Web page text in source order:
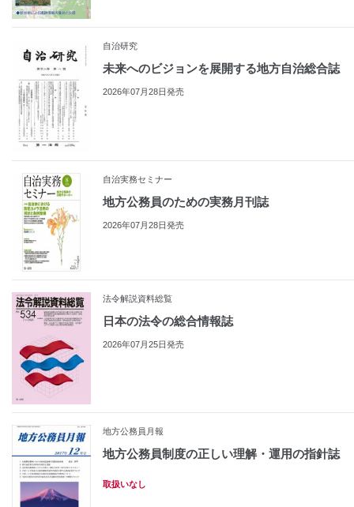
自治研究
未来へのビジョンを展開する地方自治総合誌
2026年07月28日発売
自治実務セミナー
地方公務員のための実務月刊誌
2026年07月28日発売
法令解説資料総覧
日本の法令の総合情報誌
2026年07月25日発売
地方公務員月報
地方公務員制度の正しい理解・運用の指針誌
取扱いなし